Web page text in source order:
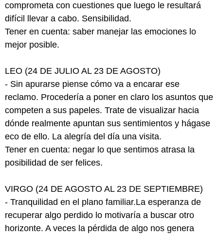
comprometa con cuestiones que luego le resultará
difícil llevar a cabo. Sensibilidad.
Tener en cuenta: saber manejar las emociones lo
mejor posible.
LEO (24 DE JULIO AL 23 DE AGOSTO)
- Sin apurarse piense cómo va a encarar ese
reclamo. Procedería a poner en claro los asuntos que
competen a sus papeles. Trate de visualizar hacia
dónde realmente apuntan sus sentimientos y hágase
eco de ello. La alegría del día una visita.
Tener en cuenta: negar lo que sentimos atrasa la
posibilidad de ser felices.
VIRGO (24 DE AGOSTO AL 23 DE SEPTIEMBRE)
- Tranquilidad en el plano familiar.La esperanza de
recuperar algo perdido lo motivaría a buscar otro
horizonte. A veces la pérdida de algo nos genera